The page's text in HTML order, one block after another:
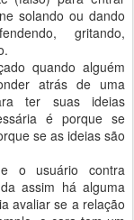
solando ou dando
gritando,
quando alguém
atrás de uma
ter suas ideias
é porque se
se as ideias são
o usuário contra
assim há alguma
avaliar se a relação